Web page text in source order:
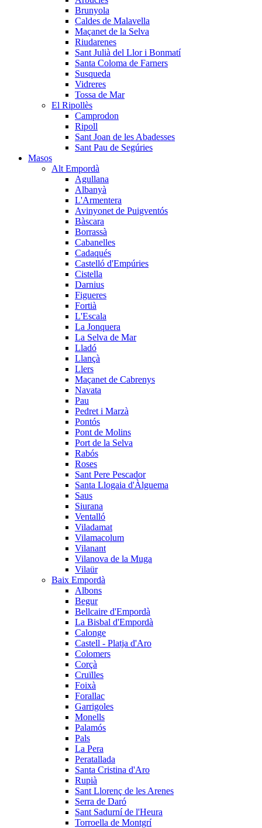
Brunyola
Caldes de Malavella
Maçanet de la Selva
Riudarenes
Sant Julià del Llor i Bonmatí
Santa Coloma de Farners
Susqueda
Vidreres
Tossa de Mar
El Ripollès
Camprodon
Ripoll
Sant Joan de les Abadesses
Sant Pau de Segúries
Masos
Alt Empordà
Agullana
Albanyà
L'Armentera
Avinyonet de Puigventós
Bàscara
Borrassà
Cabanelles
Cadaqués
Castelló d'Empúries
Cistella
Darnius
Figueres
Fortià
L'Escala
La Jonquera
La Selva de Mar
Lladó
Llançà
Llers
Maçanet de Cabrenys
Navata
Pau
Pedret i Marzà
Pontós
Pont de Molins
Port de la Selva
Rabós
Roses
Sant Pere Pescador
Santa Llogaia d'Àlguema
Saus
Siurana
Ventalló
Viladamat
Vilamacolum
Vilanant
Vilanova de la Muga
Vilaür
Baix Empordà
Albons
Begur
Bellcaire d'Empordà
La Bisbal d'Empordà
Calonge
Castell - Platja d'Aro
Colomers
Corçà
Cruïlles
Foixà
Forallac
Garrigoles
Monells
Palamós
Pals
La Pera
Peratallada
Santa Cristina d'Aro
Rupià
Sant Llorenç de les Arenes
Serra de Daró
Sant Sadurní de l'Heura
Torroella de Montgrí